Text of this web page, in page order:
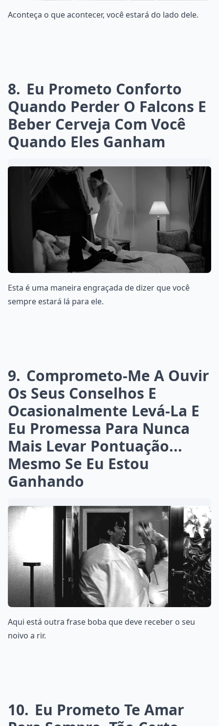
Aconteça o que acontecer, você estará do lado dele.
8 Eu Prometo Conforto
Quando Perder O Falcons E
Beber Cerveja Com Você
Quando Eles Ganham
Esta é uma maneira engraçada de dizer que você
sempre estará lá para ele.
9 Comprometo-Me A Ouvir
Os Seus Conselhos E
Ocasionalmente Levá-La E
Eu Promessa Para Nunca
Mais Levar Pontuação...
Mesmo Se Eu Estou
Ganhando
Aqui está outra frase boba que deve receber o seu
noivo a rir.
10 Eu Prometo Te Amar